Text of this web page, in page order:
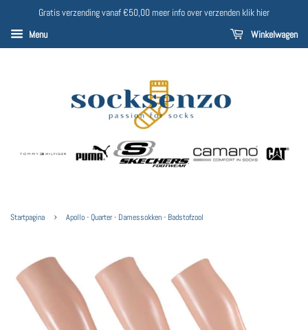
Gratis verzending vanaf €50,00 meer info over verzenden klik hier
Menu
Winkelwagen
Startpagina › Apollo - Quarter - Damessokken - Badstofzool